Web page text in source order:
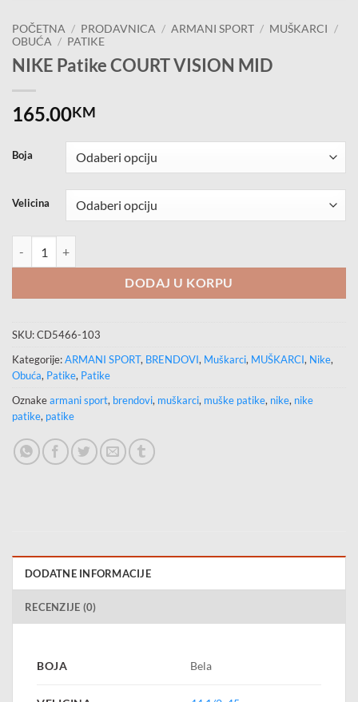
POČETNA / PRODAVNICA / ARMANI SPORT / MUŠKARCI /
OBUĆA / PATIKE
NIKE Patike COURT VISION MID
165.00KM
Boja
Velicina
DODAJ U KORPU
SKU:CD5466-103
Kategorije:ARMANI SPORT, BRENDOVI, Muškarci, MUŠKARCI, Nike,
Obuća, Patike, Patike
Oznakearmani sport, brendovi, muškarci, muške patike, nike, nike
patike, patike
DODATNE INFORMACIJE
RECENZIJE (0)
BOJA Bela